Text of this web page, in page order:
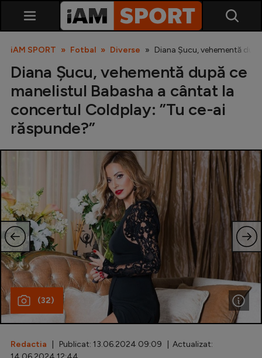
SuperLiga
Cupa României
Echipa Națională
U21
Fotbal feminin
Special
Inedit
Clasamente
iAM SPORT Fotbal Diverse Diana Șucu, vehementă
Diana Șucu, vehementă după ce
manelistul Babasha a cântat la
concertul Coldplay: ”Tu ce-ai
răspunde?”
(32)
Redactia | Publicat: 13.06.2024 09:09 | Actualizat: